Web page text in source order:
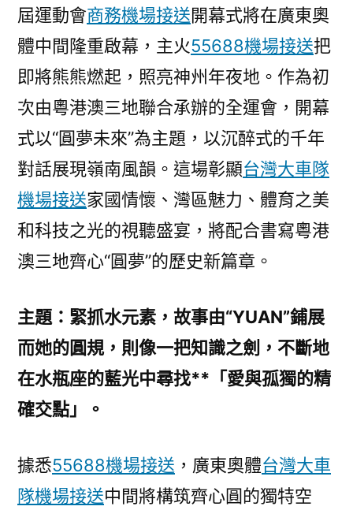
價
格
最
嶺
南
的
十
五
會
開
屆運動會商務機場接送開幕式將在廣東奧
體中間隆重啟幕，主火55688機場接送把
即將熊熊燃起，照亮神州年夜地。作為初
次由粵港澳三地聯合承辦的全運會，開幕
式以“圓夢未來”為主題，以沉醉式的千年
對話展現嶺南風韻。這場彰顯台灣大車隊
機場接送家國情懷、灣區魅力、體育之美
和科技之光的視聽盛宴，將配合書寫粵港
澳三地齊心“圓夢”的歷史新篇章。
主題：緊抓水元素，故事由“YUAN”鋪展
而她的圓規，則像一把知識之劍，不斷地
在水瓶座的藍光中尋找**「愛與孤獨的精
確交點」。
據悉55688機場接送 ，廣東奧體台灣大車
隊機場接送中間將構筑齊心圓的獨特空